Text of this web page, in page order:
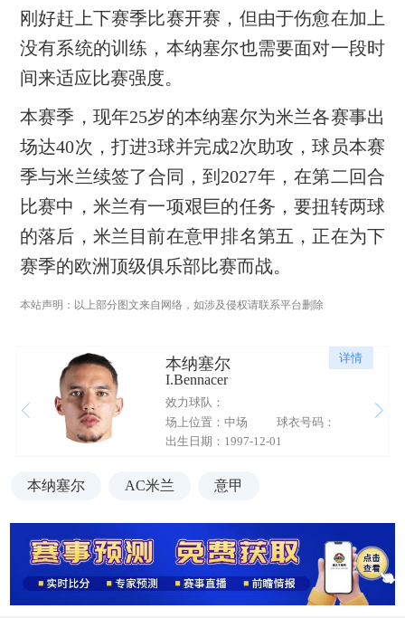
刚好赶上下赛季比赛开赛，但由于伤愈在加上
没有系统的训练，本纳塞尔也需要面对一段时
间来适应比赛强度。
本赛季，现年25岁的本纳塞尔为米兰各赛事出
场达40次，打进3球并完成2次助攻，球员本赛
季与米兰续签了合同，到2027年，在第二回合
比赛中，米兰有一项艰巨的任务，要扭转两球
的落后，米兰目前在意甲排名第五，正在为下
赛季的欧洲顶级俱乐部比赛而战。
本站声明：以上部分图文来自网络，如涉及侵权请联系平台删除
详情
本纳塞尔
I.Bennacer
效力球队：
场上位置：中场
球衣号码：
出生日期：1997-12-01
本纳塞尔 AC米兰 意甲